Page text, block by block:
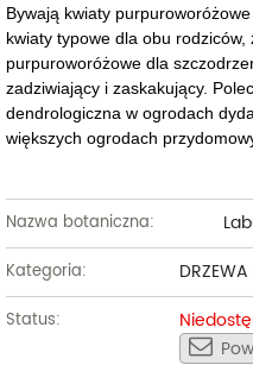
Bywają kwiaty
kwiaty typowe dla obu rodziców,
purpuroworóżowe dla
zadziwiający i zaskakujący.
dendrologiczna w ogrodach
większych ogrodach
Nazwa botaniczna:
Kategoria:
Status: